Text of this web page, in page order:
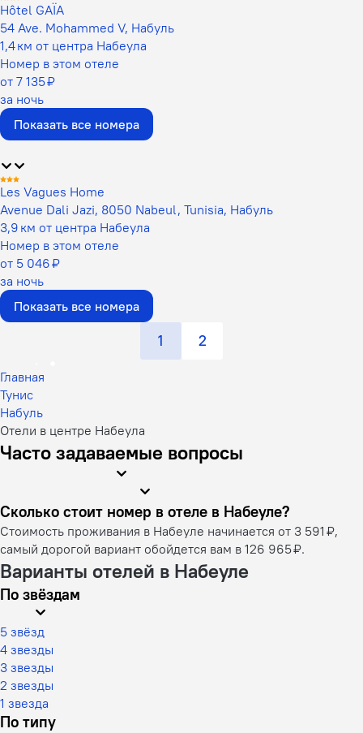
Hôtel GAÏA
54 Ave. Mohammed V, Набуль
1,4 км от центра Набеула
Номер в этом отеле
от 7 135 ₽
за ночь
Показать все номера
Les Vagues Home
Avenue Dali Jazi, 8050 Nabeul, Tunisia, Набуль
3,9 км от центра Набеула
Номер в этом отеле
от 5 046 ₽
за ночь
Показать все номера
1 2
Главная
Тунис
Набуль
Отели в центре Набеула
Часто задаваемые вопросы
Сколько стоит номер в отеле в Набеуле?
Стоимость проживания в Набеуле начинается от 3 591 ₽,
самый дорогой вариант обойдется вам в 126 965 ₽.
Варианты отелей в Набеуле
По звёздам
5 звёзд
4 звезды
3 звезды
2 звезды
1 звезда
По типу